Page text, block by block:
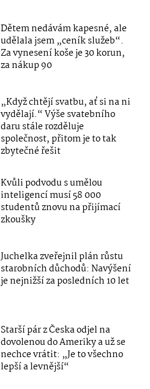
Dětem nedávám kapesné, ale
udělala jsem „ceník služeb“.
Za vynesení koše je 30 korun,
za nákup 90
„Když chtějí svatbu, ať si na ni
vydělají.“ Výše svatebního
daru stále rozděluje
společnost, přitom je to tak
zbytečné řešit
Kvůli podvodu s umělou
inteligencí musí 58 000
studentů znovu na přijímací
zkoušky
Juchelka zveřejnil plán růstu
starobních důchodů: Navýšení
je nejnižší za posledních 10 let
Starší pár z Česka odjel na
dovolenou do Ameriky a už se
nechce vrátit: „Je to všechno
lepší a levnější“